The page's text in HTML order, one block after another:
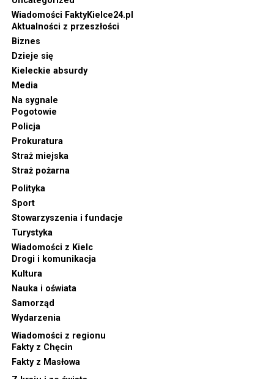
Wiadomości FaktyKielce24.pl
Aktualności z przeszłości
Biznes
Dzieje się
Kieleckie absurdy
Media
Na sygnale
Pogotowie
Policja
Prokuratura
Straż miejska
Straż pożarna
Polityka
Sport
Stowarzyszenia i fundacje
Turystyka
Wiadomości z Kielc
Drogi i komunikacja
Kultura
Nauka i oświata
Samorząd
Wydarzenia
Wiadomości z regionu
Fakty z Chęcin
Fakty z Masłowa